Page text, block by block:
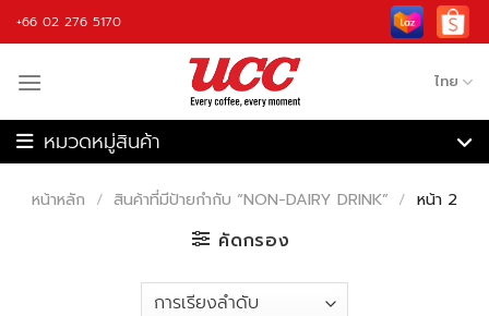
Skip
to
+66 02 276 5170
ไทย
อุปกรณ์กาแฟ
หน้าหลัก / สินค้าที่มีป้ายกำกับ “NON-DAIRY DRINK” / หน้า 2
คัดกรอง